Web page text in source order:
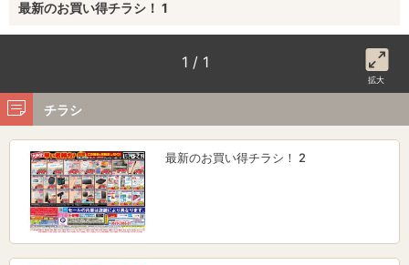
最新のお買い得チラシ！ 1
1 / 1
拡大
チラシ
最新のお買い得チラシ！ 2